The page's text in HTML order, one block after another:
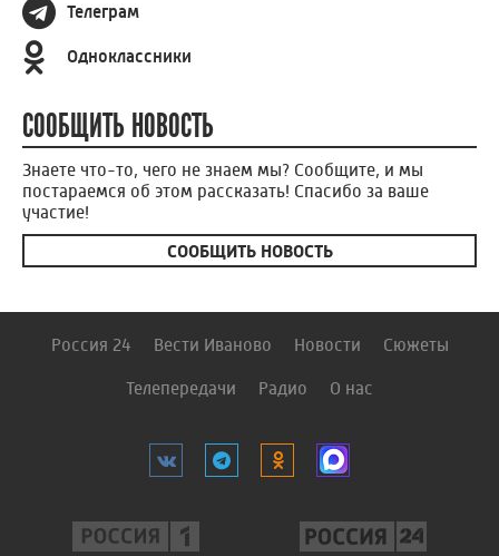
Телеграм
Одноклассники
СООБЩИТЬ НОВОСТЬ
Знаете что-то, чего не знаем мы? Сообщите, и мы
постараемся об этом рассказать! Спасибо за ваше
участие!
СООБЩИТЬ НОВОСТЬ
Россия 24 Вести Иваново Новости Сюжеты
Телепередачи Радио О нас